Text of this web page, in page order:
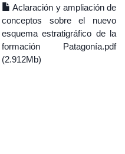
Aclaración y ampliación de
conceptos sobre el nuevo
esquema estratigráfico de la
formación Patagonía.pdf
(2.912Mb)